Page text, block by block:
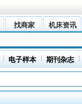
找商家 机床资讯
电子样本 期刊杂志